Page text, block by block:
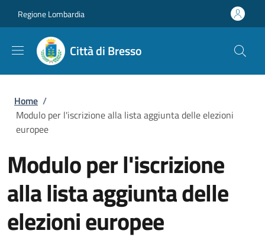
Regione Lombardia
Città di Bresso
Briciole di pane
Home /
Modulo per l'iscrizione alla lista aggiunta delle elezioni
europee
Modulo per l'iscrizione
alla lista aggiunta delle
elezioni europee